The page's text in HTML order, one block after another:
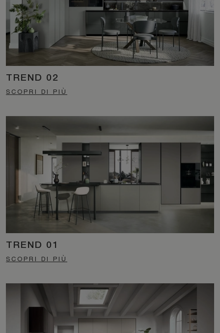
TREND 02
SCOPRI DI PIÙ
TREND 01
SCOPRI DI PIÙ